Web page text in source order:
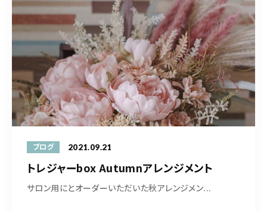
ブログ 2021.09.21
トレジャーbox Autumnアレンジメント
サロン用にとオーダーいただいた秋アレンジメン...
ACCESS
090-4421-1788
営業時間 10:30-19:00